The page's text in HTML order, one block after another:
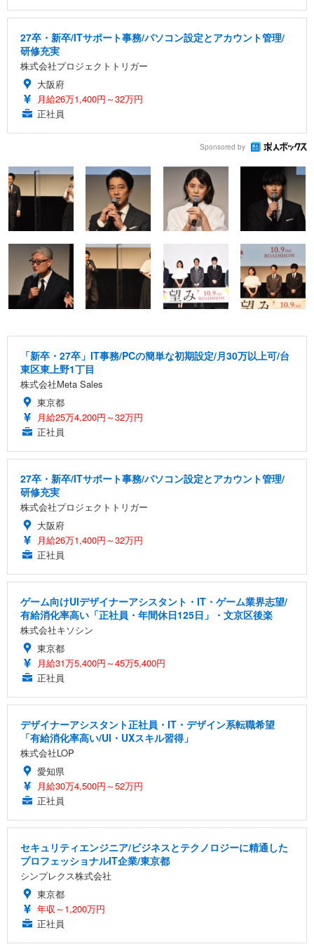
27卒・新卒/ITサポート事務/パソコン設定とアカウント管理/
研修充実
株式会社プロジェクトトリガー
大阪府
月給26万1,400円～32万円
正社員
Sponsored by
「新卒・27卒」IT事務/PCの簡単な初期設定/月30万以上可/台
東区東上野1丁目
株式会社Meta Sales
東京都
月給25万4,200円～32万円
正社員
27卒・新卒/ITサポート事務/パソコン設定とアカウント管理/
研修充実
株式会社プロジェクトトリガー
大阪府
月給26万1,400円～32万円
正社員
ゲーム向けUIデザイナーアシスタント・IT・ゲーム業界志望/
有給消化率高い「正社員・年間休日125日」・文京区後楽
株式会社キソシン
東京都
月給31万5,400円～45万5,400円
正社員
デザイナーアシスタント正社員・IT・デザイン系転職希望
「有給消化率高い/UI・UXスキル習得」
株式会社LOP
愛知県
月給30万4,500円～52万円
正社員
セキュリティエンジニア/ビジネスとテクノロジーに精通した
プロフェッショナルIT企業/東京都
シンプレクス株式会社
東京都
年収～1,200万円
正社員